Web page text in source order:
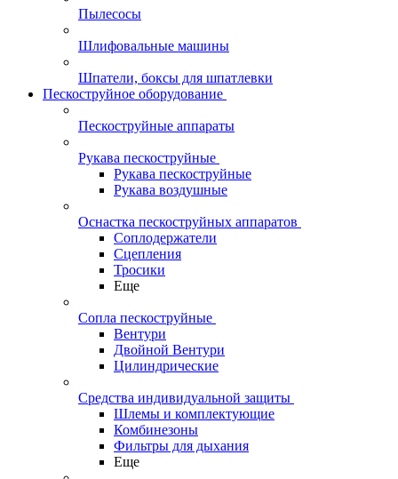
Пылесосы
Шлифовальные машины
Шпатели, боксы для шпатлевки
Пескоструйное оборудование
Пескоструйные аппараты
Рукава пескоструйные
Рукава пескоструйные
Рукава воздушные
Оснастка пескоструйных аппаратов
Соплодержатели
Сцепления
Тросики
Еще
Сопла пескоструйные
Вентури
Двойной Вентури
Цилиндрические
Средства индивидуальной защиты
Шлемы и комплектующие
Комбинезоны
Фильтры для дыхания
Еще